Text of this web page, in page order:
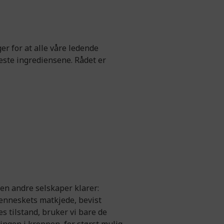
for at alle våre ledende
ingrediensene. Rådet er
andre selskaper klarer:
matkjede, bevist
tilstand, bruker vi bare de